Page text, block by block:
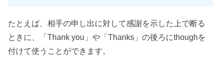
たとえば、相手の申し出に対して感謝を示した上で断る
ときに、「Thank you」や「Thanks」の後ろにthoughを
付けて使うことができます。